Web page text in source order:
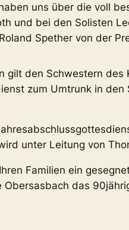
uns über die voll
und bei den Solisten
Spether von der
gilt den Schwestern
zum Umtrunk in
unter Leitung von
Familien ein
das